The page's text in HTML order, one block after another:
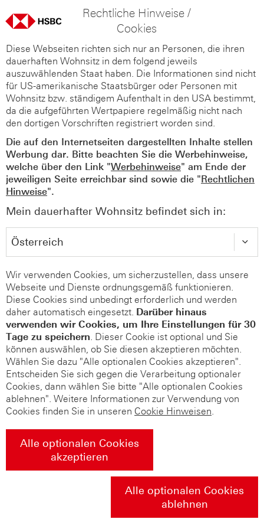
Rechtliche Hinweise /
Cookies
Diese Webseiten richten sich nur an Personen, die ihren
dauerhaften Wohnsitz in dem folgend jeweils
auszuwählenden Staat haben. Die Informationen sind nicht
für US-amerikanische Staatsbürger oder Personen mit
Wohnsitz bzw. ständigem Aufenthalt in den USA bestimmt,
da die aufgeführten Wertpapiere regelmäßig nicht nach
den dortigen Vorschriften registriert worden sind.
Die auf den Internetseiten dargestellten Inhalte stellen
Werbung dar. Bitte beachten Sie die Werbehinweise,
welche über den Link "Werbehinweise" am Ende der
jeweiligen Seite erreichbar sind sowie die "Rechtlichen
Hinweise".
Mein dauerhafter Wohnsitz befindet sich in:
Wir verwenden Cookies, um sicherzustellen, dass unsere
Webseite und Dienste ordnungsgemäß funktionieren.
Diese Cookies sind unbedingt erforderlich und werden
daher automatisch eingesetzt. Darüber hinaus
verwenden wir Cookies, um Ihre Einstellungen für 30
Tage zu speichern. Dieser Cookie ist optional und Sie
können auswählen, ob Sie diesen akzeptieren möchten.
Wählen Sie dazu "Alle optionalen Cookies akzeptieren".
Entscheiden Sie sich gegen die Verarbeitung optionaler
Cookies, dann wählen Sie bitte "Alle optionalen Cookies
ablehnen". Weitere Informationen zur Verwendung von
Cookies finden Sie in unseren Cookie Hinweisen.
Alle optionalen Cookies
akzeptieren
Alle optionalen Cookies
ablehnen